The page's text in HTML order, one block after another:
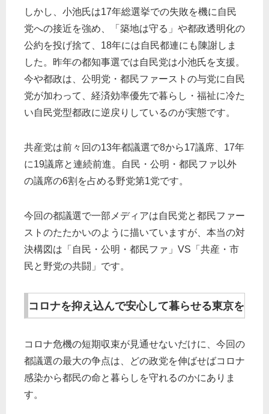
しかし、小池氏は17年総選挙での失敗を機に自民
党への接近を強め、「築地は守る」や都政透明化の
公約を投げ捨て、18年には自民都連にも陳謝しま
した。昨年の都知事選では自民党は小池氏を支援。
今や都政は、公明党・都民ファーストの与党に自民
党が加わって、経済効率優先で暮らし・福祉に冷た
い自民党型都政に逆戻りしているのが実態です。
共産党は前々回の13年都議選で8から17議席、17年
に19議席と連続前進。自民・公明・都民ファ以外
の議席の6割を占める野党第1党です。
今回の都議選で一部メディアは自民党と都民ファー
ストのたたかいのように描いていますが、本当の対
決構図は「自民・公明・都民ファ」VS「共産・市
民と野党の共闘」です。
コロナを抑え込んで安心して暮らせる東京を
コロナ危機の短期収束が見通せないだけに、今回の
都議選の最大の争点は、どの政党を伸ばせばコロナ
感染から都民の命と暮らしを守れるのかにありま
す。